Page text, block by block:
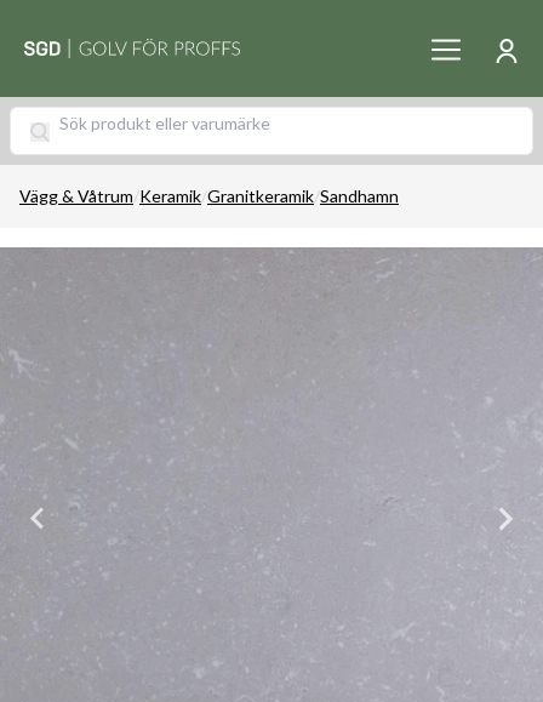
Vägg & Våtrum/Keramik/Granitkeramik/Sandhamn